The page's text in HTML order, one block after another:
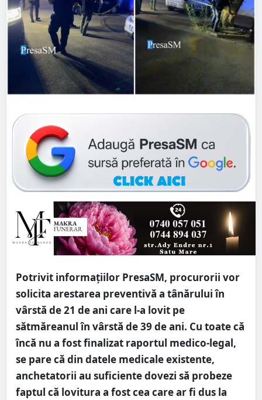
Potrivit informațiilor PresaSM, procurorii vor
solicita arestarea preventivă a tânărului în
vârstă de 21 de ani care l-a lovit pe
sătmăreanul în vârstă de 39 de ani. Cu toate că
încă nu a fost finalizat raportul medico-legal,
se pare că din datele medicale existente,
anchetatorii au suficiente dovezi să probeze
faptul că lovitura a fost cea care ar fi dus la